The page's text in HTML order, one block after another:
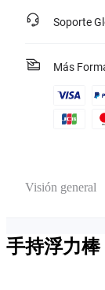
Soporte
Más
Visión general
手持浮力棒